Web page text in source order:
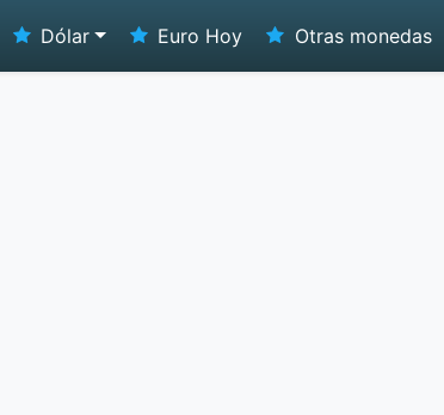
Dólar Euro Hoy Otras monedas